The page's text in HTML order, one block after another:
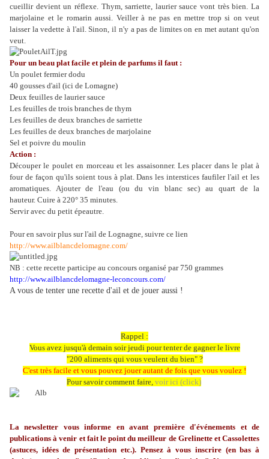
cueillir devient un réflexe. Thym, sarriette, laurier sauce vont très bien. La
marjolaine et le romarin aussi. Veiller à ne pas en mettre trop si on veut
laisser la vedette à l'ail. Sinon, il n'y a pas de limites on en met autant qu'on
veut.
Pour un beau plat facile et plein de parfums il faut :
Un poulet fermier dodu
40 gousses d'ail (ici de Lomagne)
Deux feuilles de laurier sauce
Les feuilles de trois branches de thym
Les feuilles de deux branches de sarriette
Les feuilles de deux branches de marjolaine
Sel et poivre du moulin
Action :
Découper le poulet en morceau et les assaisonner. Les placer dans le plat à
four de façon qu'ils soient tous à plat. Dans les interstices faufiler l'ail et les
aromatiques. Ajouter de l'eau (ou du vin blanc sec) au quart de la
hauteur. Cuire à 220° 35 minutes.
Servir avec du petit épeautre.
Pour en savoir plus sur l'ail de Lognagne, suivre ce lien
http://www.ailblancdelomagne.com/
NB : cette recette participe au concours organisé par 750 grammes
http://www.ailblancdelomagne-leconcours.com/
A vous de tenter une recette d'ail et de jouer aussi !
Rappel :
Vous avez jusqu'à demain soir jeudi pour tenter de gagner le livre
"200 aliments qui vous veulent du bien" ?
C'est très facile et vous pouvez jouer autant de fois que vous voulez !
Pour savoir comment faire, voir ici (click)
La newsletter vous informe en avant première d'événements et de
publications à venir et fait le point du meilleur de Grelinette et Cassolettes
(astuces, idées de présentation etc.). Pensez à vous inscrire (en bas à